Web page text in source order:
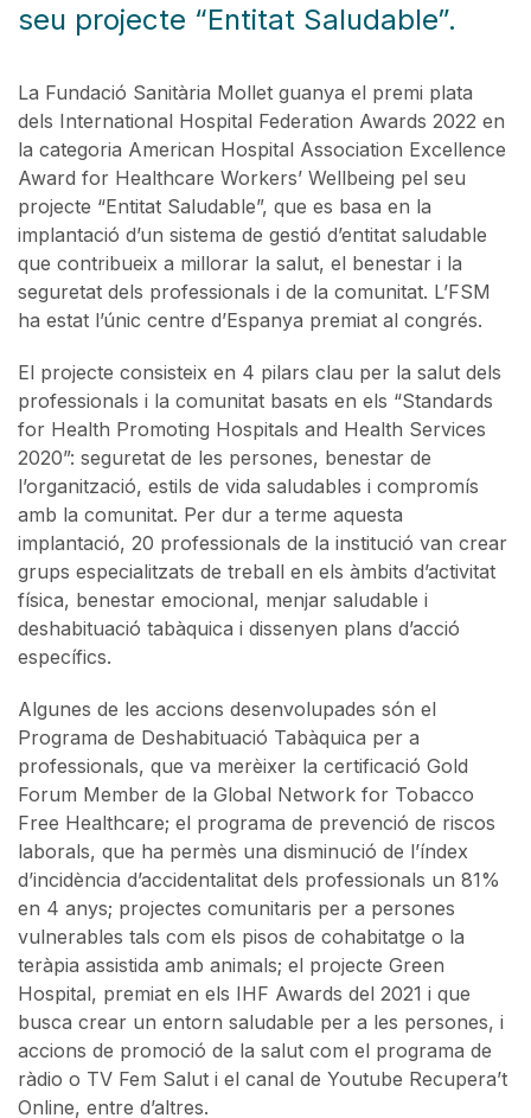
seu projecte “Entitat Saludable”.
La Fundació Sanitària Mollet guanya el premi plata
dels International Hospital Federation Awards 2022 en
la categoria American Hospital Association Excellence
Award for Healthcare Workers’ Wellbeing pel seu
projecte “Entitat Saludable”, que es basa en la
implantació d’un sistema de gestió d’entitat saludable
que contribueix a millorar la salut, el benestar i la
seguretat dels professionals i de la comunitat. L’FSM
ha estat l’únic centre d’Espanya premiat al congrés.
El projecte consisteix en 4 pilars clau per la salut dels
professionals i la comunitat basats en els “Standards
for Health Promoting Hospitals and Health Services
2020”: seguretat de les persones, benestar de
l’organització, estils de vida saludables i compromís
amb la comunitat. Per dur a terme aquesta
implantació, 20 professionals de la institució van crear
grups especialitzats de treball en els àmbits d’activitat
física, benestar emocional, menjar saludable i
deshabituació tabàquica i dissenyen plans d’acció
específics.
Algunes de les accions desenvolupades són el
Programa de Deshabituació Tabàquica per a
professionals, que va merèixer la certificació Gold
Forum Member de la Global Network for Tobacco
Free Healthcare; el programa de prevenció de riscos
laborals, que ha permès una disminució de l’índex
d’incidència d’accidentalitat dels professionals un 81%
en 4 anys; projectes comunitaris per a persones
vulnerables tals com els pisos de cohabitatge o la
teràpia assistida amb animals; el projecte Green
Hospital, premiat en els IHF Awards del 2021 i que
busca crear un entorn saludable per a les persones, i
accions de promoció de la salut com el programa de
ràdio o TV Fem Salut i el canal de Youtube Recupera’t
Online, entre d’altres.